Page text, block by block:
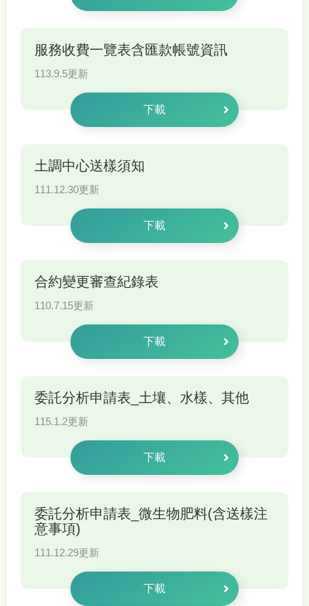
服務收費一覽表含匯款帳號資訊
113.9.5更新
下載
土調中心送樣須知
111.12.30更新
下載
合約變更審查紀錄表
110.7.15更新
下載
委託分析申請表_土壤、水樣、其他
115.1.2更新
下載
委託分析申請表_微生物肥料(含送樣注
意事項)
111.12.29更新
下載